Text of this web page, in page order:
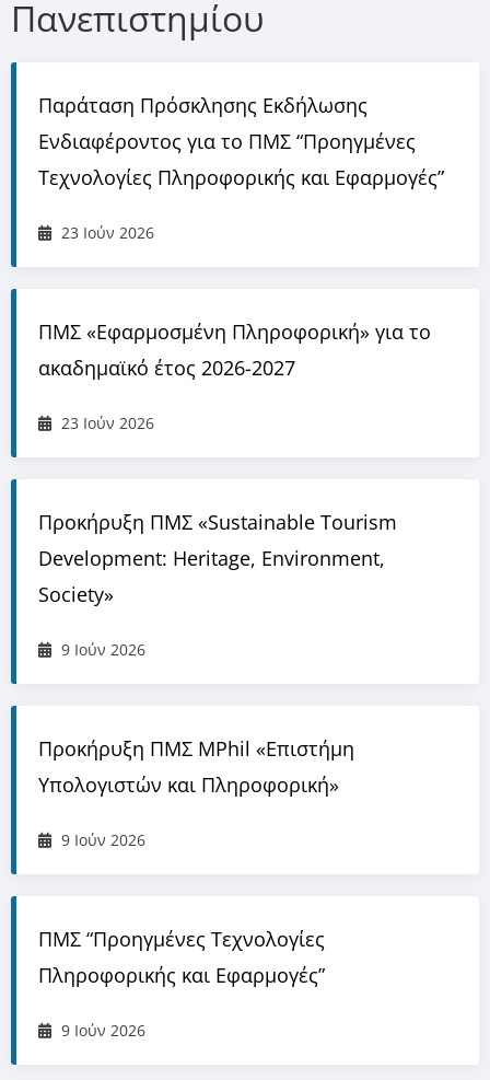
Πανεπιστημίου
Παράταση Πρόσκλησης Εκδήλωσης
Ενδιαφέροντος για το ΠΜΣ “Προηγμένες
Τεχνολογίες Πληροφορικής και Εφαρμογές”
23 Ιούν 2026
ΠΜΣ «Εφαρμοσμένη Πληροφορική» για το
ακαδημαϊκό έτος 2026-2027
23 Ιούν 2026
Προκήρυξη ΠΜΣ «Sustainable Tourism
Development: Heritage, Environment,
Society»
9 Ιούν 2026
Προκήρυξη ΠΜΣ MPhil «Επιστήμη
Υπολογιστών και Πληροφορική»
9 Ιούν 2026
ΠΜΣ “Προηγμένες Τεχνολογίες
Πληροφορικής και Εφαρμογές”
9 Ιούν 2026